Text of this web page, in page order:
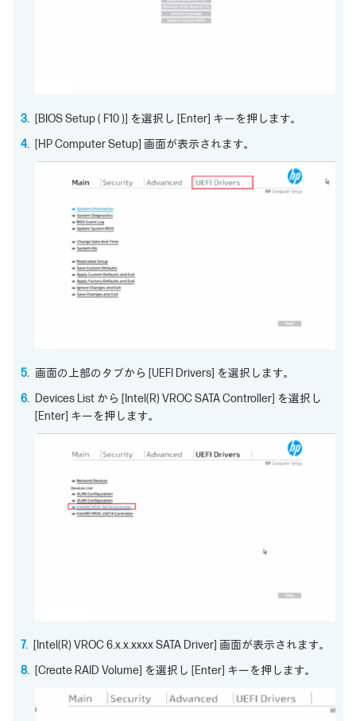
[BIOS Setup ( F10 )] を選択し [Enter] キーを押します。
[HP Computer Setup] 画面が表示されます。
画面の上部のタブから [UEFI Drivers] を選択します。
Devices List から [Intel(R) VROC SATA Controller] を選択し
[Enter] キーを押します。
[Intel(R) VROC 6.x.x.xxxx SATA Driver] 画面が表示されます。
[Create RAID Volume] を選択し [Enter] キーを押します。